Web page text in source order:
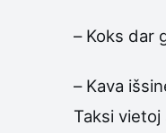
– Koks dar
– Kava
Taksi